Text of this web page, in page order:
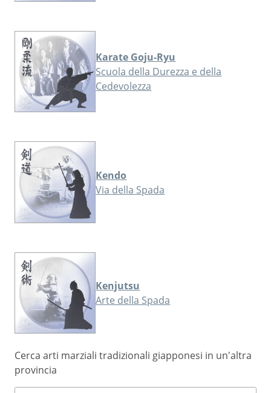
Karate Goju-Ryu
Scuola della Durezza e della
Cedevolezza
Kendo
Via della Spada
Kenjutsu
Arte della Spada
Cerca arti marziali tradizionali giapponesi in un'altra
provincia